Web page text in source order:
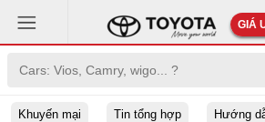
GIÁ
Khuyến mại Tin tổng hợp Hướng